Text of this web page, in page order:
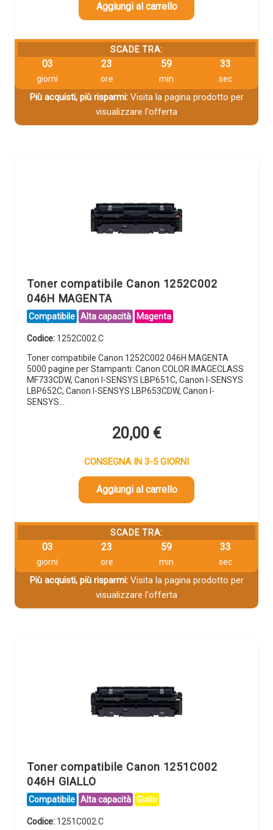
Aggiungi al carrello
SCADE TRA:
03
giorni
23
ore
59
min
32
sec
Più acquisti, più risparmi:Visita la pagina prodotto per
visualizzare l'offerta
Toner compatibile Canon 1252C002
046H MAGENTA
Compatibile Alta capacità Magenta
Codice: 1252C002.C
Toner compatibile Canon 1252C002 046H MAGENTA
5000 pagine per Stampanti: Canon COLOR IMAGECLASS
MF733CDW, Canon I-SENSYS LBP651C, Canon I-SENSYS
LBP652C, Canon I-SENSYS LBP653CDW, Canon I-
SENSYS…
20,00 €
CONSEGNA IN 3-5 GIORNI
Aggiungi al carrello
SCADE TRA:
03
giorni
23
ore
59
min
32
sec
Più acquisti, più risparmi:Visita la pagina prodotto per
visualizzare l'offerta
Toner compatibile Canon 1251C002
046H GIALLO
Compatibile Alta capacità Giallo
Codice: 1251C002.C